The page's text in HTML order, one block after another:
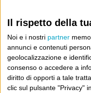
Il rispetto della
Noi e i nostri partner
annunci e contenuti
geolocalizzazione e
consenso o accedere a
diritto di opporti a tale
clic sul pulsante "Privacy"